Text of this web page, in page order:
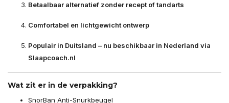
Betaalbaar alternatief zonder recept of tandarts
Comfortabel en lichtgewicht ontwerp
Populair in Duitsland – nu beschikbaar in Nederland via
Slaapcoach.nl
Wat zit er in de verpakking?
SnorBan Anti-Snurkbeugel